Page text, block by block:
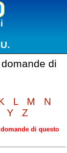
di
L M
N
Y Z
di questo